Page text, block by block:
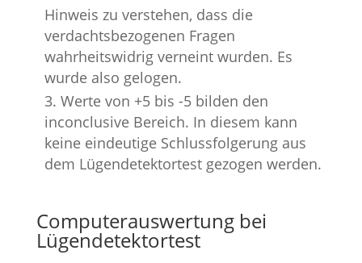
Hinweis zu verstehen, dass die
verdachtsbezogenen Fragen
wahrheitswidrig verneint wurden. Es
wurde also gelogen.
Werte von +5 bis -5 bilden den
inconclusive Bereich. In diesem kann
keine eindeutige Schlussfolgerung aus
dem Lügendetektortest gezogen werden.
Computerauswertung bei
Lügendetektortest